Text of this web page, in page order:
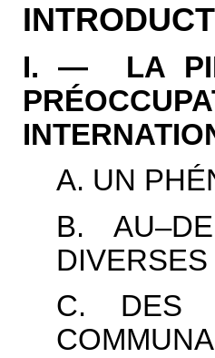
I. — LA
A. UN
B.
DIVERSES
C. DES